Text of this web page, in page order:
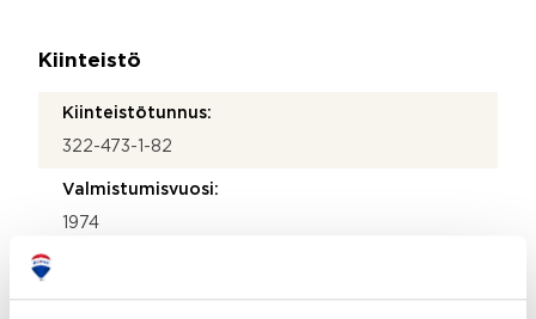
Kiinteistö
Kiinteistötunnus:
322-473-1-82
Valmistumisvuosi:
1974
Puu